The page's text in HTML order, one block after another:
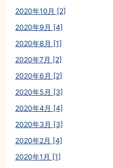
2020年10月 [2]
2020年9月 [4]
2020年8月 [1]
2020年7月 [2]
2020年6月 [2]
2020年5月 [3]
2020年4月 [4]
2020年3月 [3]
2020年2月 [4]
2020年1月 [1]